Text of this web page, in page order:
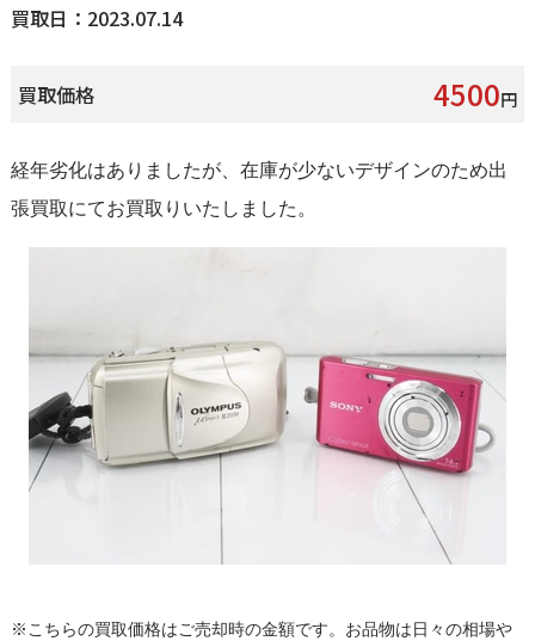
買取日：2023.07.14
買取価格 4500円
経年劣化はありましたが、在庫が少ないデザインのため出
張買取にてお買取りいたしました。
※こちらの買取価格はご売却時の金額です。お品物は日々の相場や